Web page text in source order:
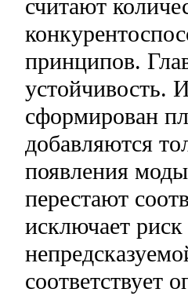
считают
принципов.
устойчивость.
сформирован
добавляются
появления
перестают
исключает риск
соответствует